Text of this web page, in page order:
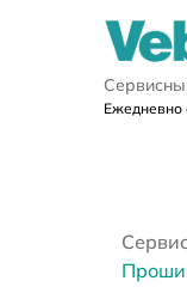
Ежедневно